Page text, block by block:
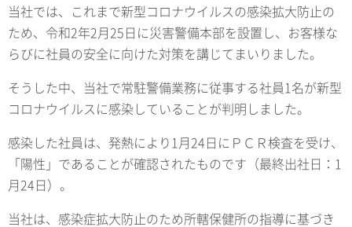
当社では、これまで新型コロナウイルスの感染拡大防止の
ため、令和2年2月25日に災害警備本部を設置し、お客様な
らびに社員の安全に向けた対策を講じてまいりました。
そうした中、当社で常駐警備業務に従事する社員1名が新型
コロナウイルスに感染していることが判明しました。
感染した社員は、発熱により1月24日にＰＣＲ検査を受け、
「陽性」であることが確認されたものです（最終出社日：1
月24日）。
当社は、感染症拡大防止のため所轄保健所の指導に基づき